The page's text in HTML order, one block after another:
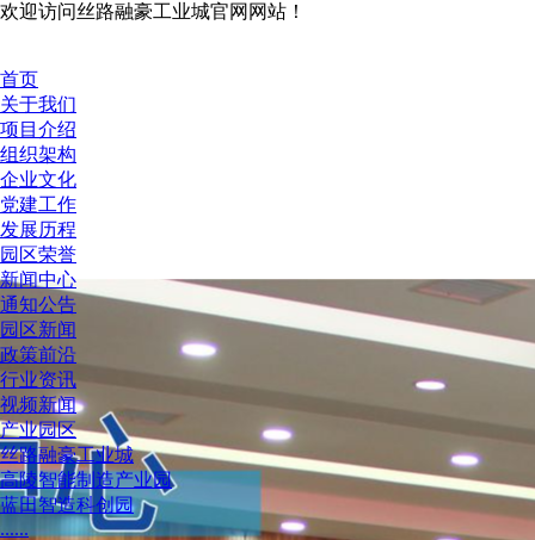
欢迎访问丝路融豪工业城官网网站！
首页
关于我们
项目介绍
组织架构
企业文化
党建工作
发展历程
园区荣誉
新闻中心
通知公告
园区新闻
政策前沿
行业资讯
视频新闻
产业园区
丝路融豪工业城
高陵智能制造产业园
蓝田智造科创园
......